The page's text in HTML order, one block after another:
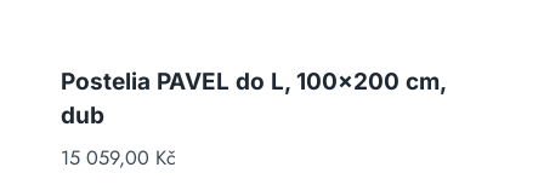
Postelia PAVEL do L, 100×200 cm,
dub
15 059,00 Kč